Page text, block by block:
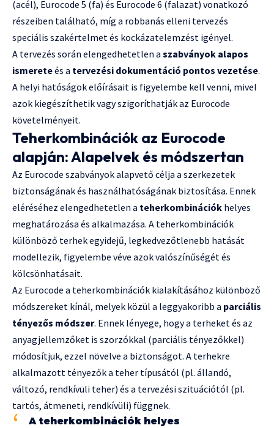
(acél), Eurocode 5 (fa) és Eurocode 6 (falazat) vonatkozó
részeiben található, míg a robbanás elleni tervezés
speciális szakértelmet és kockázatelemzést igényel.
A tervezés során elengedhetetlen a szabványok alapos
ismereteés a tervezési dokumentáció pontos vezetése.
A helyi hatóságok előírásait is figyelembe kell venni, mivel
azok kiegészíthetik vagy szigoríthatják az Eurocode
követelményeit.
Teherkombinációk az Eurocode
alapján: Alapelvek és módszertan
Az Eurocode szabványok alapvető célja a szerkezetek
biztonságának és használhatóságának biztosítása. Ennek
eléréséhez elengedhetetlen a teherkombinációk helyes
meghatározása és alkalmazása. A teherkombinációk
különböző terhek egyidejű, legkedvezőtlenebb hatását
modellezik, figyelembe véve azok valószínűségét és
kölcsönhatásait.
Az Eurocode a teherkombinációk kialakításához különböző
módszereket kínál, melyek közül a leggyakoribb a parciális
tényezős módszer. Ennek lényege, hogy a terheket és az
anyagjellemzőket is szorzókkal (parciális tényezőkkel)
módosítjuk, ezzel növelve a biztonságot. A terhekre
alkalmazott tényezők a teher típusától (pl. állandó,
változó, rendkívüli teher) és a tervezési szituációtól (pl.
tartós, átmeneti, rendkívüli) függnek.
A teherkombinációk helyes